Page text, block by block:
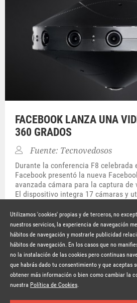
FACEBOOK LANZA UNA
360 GRADOS
Fuente: Tecnovedosos
Durante la conferencia F8 celebrada
Facebook presentó la nueva
avanzada cámara para la captura de
El dispositivo integra 17 cámaras y
las imágenes.
SEGUIR LEYENDO
Suscríbete a la newsletter
© Copyright Lavinia 2026 –
Nota Legal
Contacto Política de
Utilizamos 'cookies' propias y de terceros, no
nuestros servicios, la experiencia de navegación
hábitos de navegación y mostrarle publicidad
hábitos de navegación. En los casos que no
no la instalación de las cookies pero continuas
que habrás dado tu consentimiento y que aceptas
obtener más información o bien como cambiar la
nuestra Política de Cookies.